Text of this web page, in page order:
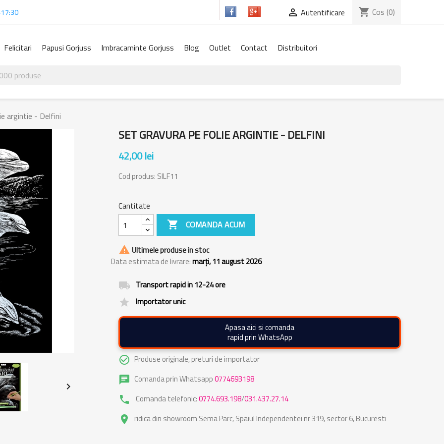
 Autentificare shopping_cart Cos (0)
Felicitari Papusi Gorjuss Imbracaminte Gorjuss Blog Outlet Contact Distribuitori
argintie - Delfini

SET GRAVURA PE FOLIE ARGINTIE - DELFINI
42,00 lei
Cod produs: SILF11
Cantitate
 COMANDA ACUM
 Ultimele produse in stoc
Data estimata de livrare:marți, 11 august 2026
local_shipping Transport rapid in 12-24 ore
grade Importator unic
Apasa aici si comanda
rapid prin WhatsApp
check_circle_outline Produse originale, preturi de importator
chat Comanda prin Whatsapp0774693198
phone Comanda telefonic:0774.693.198/031.437.27.14
place ridica din showroom Sema Parc, Spaiul Independentei nr 319, sector 6, Bucuresti